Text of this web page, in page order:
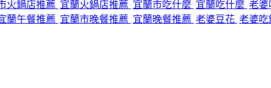
火鍋店推薦 宜蘭火鍋店推薦 宜蘭市吃什麼 宜蘭吃什麼 老婆
蘭午餐推薦 宜蘭市晚餐推薦 宜蘭晚餐推薦 老婆豆花 老婆吃